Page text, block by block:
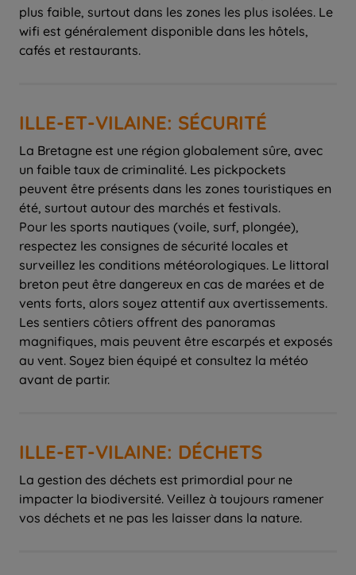
plus faible, surtout dans les zones les plus isolées. Le
wifi est généralement disponible dans les hôtels,
cafés et restaurants.
ILLE-ET-VILAINE: SÉCURITÉ
La Bretagne est une région globalement sûre, avec
un faible taux de criminalité. Les pickpockets
peuvent être présents dans les zones touristiques en
été, surtout autour des marchés et festivals.
Pour les sports nautiques (voile, surf, plongée),
respectez les consignes de sécurité locales et
surveillez les conditions météorologiques. Le littoral
breton peut être dangereux en cas de marées et de
vents forts, alors soyez attentif aux avertissements.
Les sentiers côtiers offrent des panoramas
magnifiques, mais peuvent être escarpés et exposés
au vent. Soyez bien équipé et consultez la météo
avant de partir.
ILLE-ET-VILAINE: DÉCHETS
La gestion des déchets est primordial pour ne
impacter la biodiversité. Veillez à toujours ramener
vos déchets et ne pas les laisser dans la nature.